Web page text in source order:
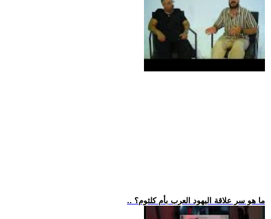
.. ما هو سر علاقة اليهود العرب بأم كلثوم؟